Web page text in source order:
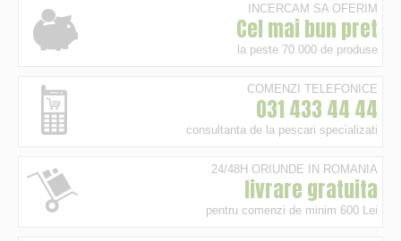
INCERCAM SA OFERIM
Cel mai bun pret
la peste 70.000 de produse
COMENZI TELEFONICE
031 433 44 44
consultanta de la pescari specializati
24/48H ORIUNDE IN ROMANIA
livrare gratuita
pentru comenzi de minim 600 Lei